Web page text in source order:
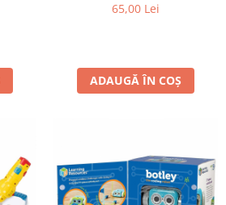
65,00 Lei
ADAUGĂ ÎN COȘ